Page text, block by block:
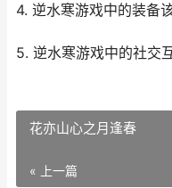
4. 逆水寒游戏中的装备
5. 逆水寒游戏中的社交
花亦山心之月逢春
« 上一篇